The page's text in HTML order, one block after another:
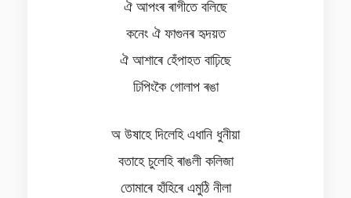
ঐ আপংৰ ৰাগীতে বলিছে
কনেং ঐ ফাগুনৰ হৃদয়ত
ঐ আশাৰে হেঁপাহত বাঢ়িছে
ঢিপিংকৈ গোলাপ ৰঙা
অ উষাহে দিলেহি এধানি ধুনীয়া
বতাহে চুলেহি ৰাঙলী কলিজা
তোমাৰে হাঁহিৰে এমুঠি নীলা